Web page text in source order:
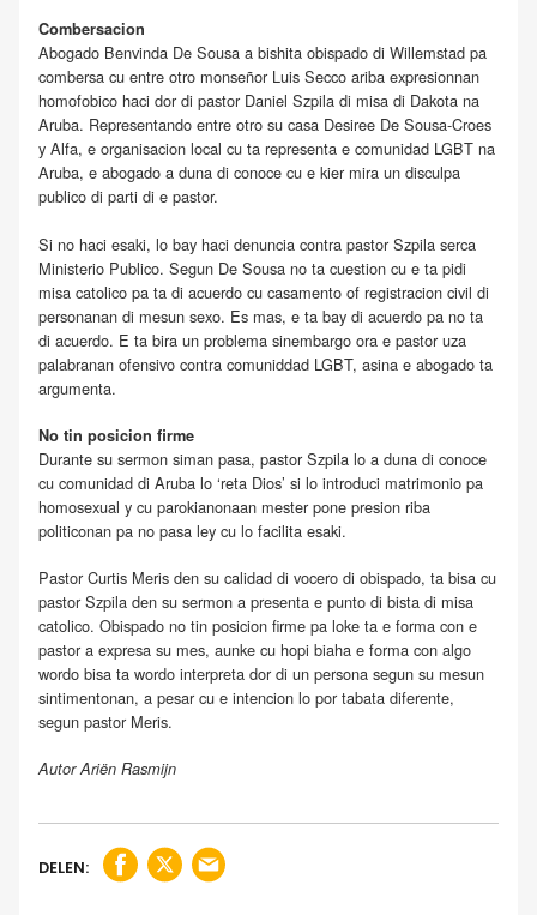
Combersacion
Abogado Benvinda De Sousa a bishita obispado di Willemstad pa
combersa cu entre otro monseñor Luis Secco ariba expresionnan
homofobico haci dor di pastor Daniel Szpila di misa di Dakota na
Aruba. Representando entre otro su casa Desiree De Sousa-Croes
y Alfa, e organisacion local cu ta representa e comunidad LGBT na
Aruba, e abogado a duna di conoce cu e kier mira un disculpa
publico di parti di e pastor.
Si no haci esaki, lo bay haci denuncia contra pastor Szpila serca
Ministerio Publico. Segun De Sousa no ta cuestion cu e ta pidi
misa catolico pa ta di acuerdo cu casamento of registracion civil di
personanan di mesun sexo. Es mas, e ta bay di acuerdo pa no ta
di acuerdo. E ta bira un problema sinembargo ora e pastor uza
palabranan ofensivo contra comuniddad LGBT, asina e abogado ta
argumenta.
No tin posicion firme
Durante su sermon siman pasa, pastor Szpila lo a duna di conoce
cu comunidad di Aruba lo ‘reta Dios’ si lo introduci matrimonio pa
homosexual y cu parokianonaan mester pone presion riba
politiconan pa no pasa ley cu lo facilita esaki.
Pastor Curtis Meris den su calidad di vocero di obispado, ta bisa cu
pastor Szpila den su sermon a presenta e punto di bista di misa
catolico. Obispado no tin posicion firme pa loke ta e forma con e
pastor a expresa su mes, aunke cu hopi biaha e forma con algo
wordo bisa ta wordo interpreta dor di un persona segun su mesun
sintimentonan, a pesar cu e intencion lo por tabata diferente,
segun pastor Meris.
Autor Ariën Rasmijn
DELEN: